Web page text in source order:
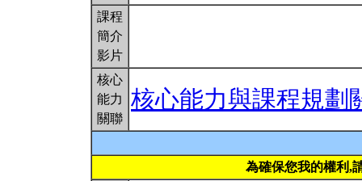
課程
簡介
影片
核心
能力
關聯
核心能力與課程規劃
為確保您我的權利,